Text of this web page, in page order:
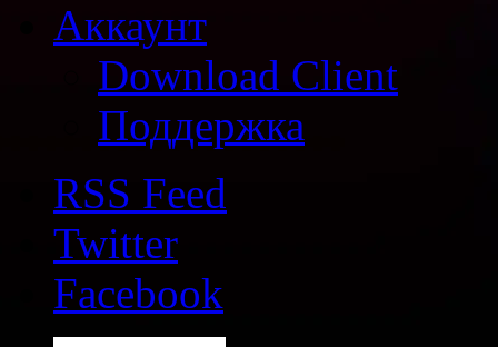
Аккаунт
Download Client
Поддержка
RSS Feed
Twitter
Facebook